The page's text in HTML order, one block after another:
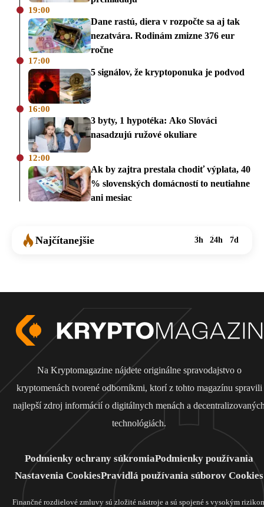
19:00
Dane rastú, diera v rozpočte sa aj tak
nezatvára. Rodinám zmizne 376 eur
ročne
17:00
5 signálov, že kryptoponuka je podvod
16:00
3 byty, 1 hypotéka: Ako Slováci
nasadzujú ružové okuliare
12:00
Ak by zajtra prestala chodiť výplata, 40
% slovenských domácností to neutiahne
ani mesiac
Najčítanejšie 3h 24h 7d
Na Kryptomagazine nájdete originálne spravodajstvo o
kryptomenách tvorené odborníkmi, ktorí z tohto magazínu spravili
najlepší zdroj informácií o digitálnych menách a
technológiách.
Podmienky ochrany súkromiaPodmienky používania
Nastavenia CookiesPravidlá používania súborov Cookies
Finančné rozdielové zmluvy sú zložité nástroje a sú spojené s vysokým